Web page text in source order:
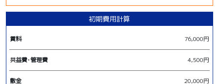
初期費用計算
賃料 76,000円
共益費･管理費 4,500円
敷金 20,000円